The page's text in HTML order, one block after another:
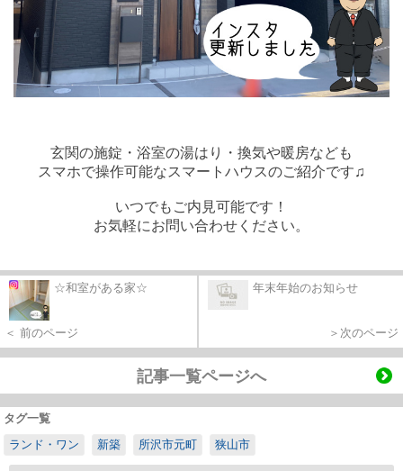
玄関の施錠・浴室の湯はり・換気や暖房なども
スマホで操作可能なスマートハウスのご紹介です♫
いつでもご内見可能です！
お気軽にお問い合わせください。
☆和室がある家☆
＜ 前のページ
年末年始のお知らせ
＞次のページ
記事一覧ページへ
タグ一覧
ランド・ワン
新築 所沢市元町 狭山市